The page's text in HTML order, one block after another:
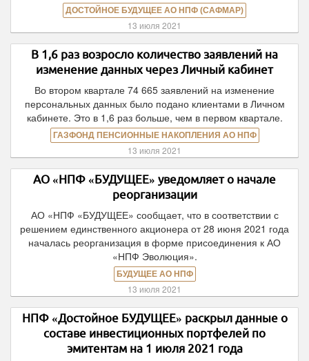
ДОСТОЙНОЕ БУДУЩЕЕ АО НПФ (САФМАР)
13 июля 2021
В 1,6 раз возросло количество заявлений на
изменение данных через Личный кабинет
Во втором квартале 74 665 заявлений на изменение
персональных данных было подано клиентами в Личном
кабинете. Это в 1,6 раз больше, чем в первом квартале.
ГАЗФОНД ПЕНСИОННЫЕ НАКОПЛЕНИЯ АО НПФ
13 июля 2021
АО «НПФ «БУДУЩЕЕ» уведомляет о начале
реорганизации
АО «НПФ «БУДУЩЕЕ» сообщает, что в соответствии с
решением единственного акционера от 28 июня 2021 года
началась реорганизация в форме присоединения к АО
«НПФ Эволюция».
БУДУЩЕЕ АО НПФ
13 июля 2021
НПФ «Достойное БУДУЩЕЕ» раскрыл данные о
составе инвестиционных портфелей по
эмитентам на 1 июля 2021 года